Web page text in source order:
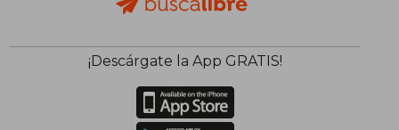
$ 55.86
$ 33.52
40%
dcto.
¡Descárgate la App GRATIS!